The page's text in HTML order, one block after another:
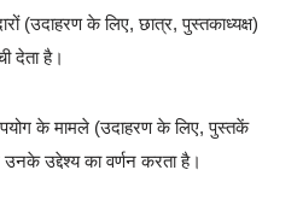
(उदाहरण के लिए, छात्र, पुस्तकाध्यक्ष)
देता है।
के मामले (उदाहरण के लिए, पुस्तकें
उद्देश्य का वर्णन करता है।